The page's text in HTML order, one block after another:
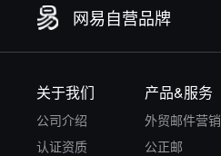
网易自营品牌
关于我们
公司介绍
认证资质
产品&服务
外贸邮件营销
公正邮